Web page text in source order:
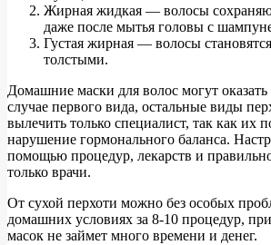
Жирная жидкая — волосы
даже после мытья головы с
Густая жирная — волосы
толстыми.
Домашние маски для волос могут оказать
случае первого вида, остальные виды
вылечить только специалист, так как их
нарушение гормонального баланса.
помощью процедур, лекарств и
только врачи.
От сухой перхоти можно без особых
домашних условиях за 8-10 процедур,
масок не займет много времени и денег.